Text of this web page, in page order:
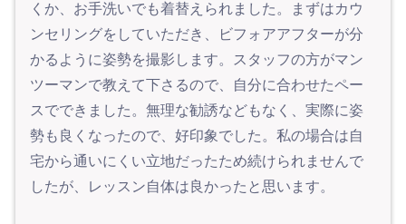
くか、お手洗いでも着替えられました。まずはカウ
ンセリングをしていただき、ビフォアアフターが分
かるように姿勢を撮影します。スタッフの方がマン
ツーマンで教えて下さるので、自分に合わせたペー
スでできました。無理な勧誘などもなく、実際に姿
勢も良くなったので、好印象でした。私の場合は自
宅から通いにくい立地だったため続けられませんで
したが、レッスン自体は良かったと思います。